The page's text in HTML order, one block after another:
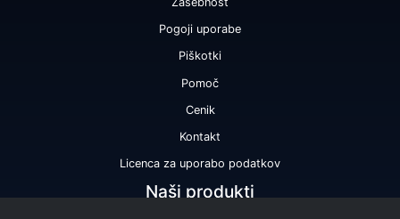
Pogoji uporabe
Piškotki
Pomoč
Cenik
Kontakt
Licenca za uporabo podatkov
Naši produkti